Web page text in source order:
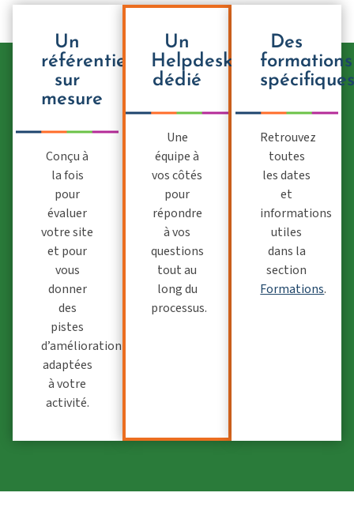
Un
référentiel
sur
mesure
Conçu à
la fois
pour
évaluer
votre site
et pour
vous
donner
des
pistes
d’amélioration
adaptées
à votre
activité.
Un
Helpdesk
dédié
Une
équipe à
vos côtés
pour
répondre
à vos
questions
tout au
long du
processus.
Des
formations
Retrouvez
toutes
les dates
et
informations
utiles
dans la
section
Formations.